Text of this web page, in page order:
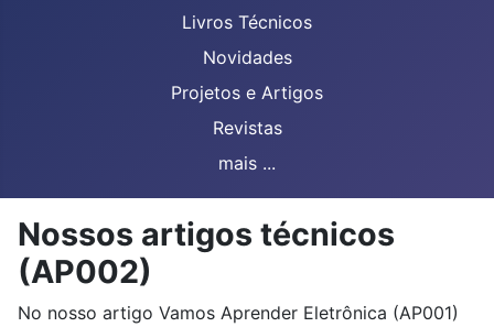
Livros Técnicos
Novidades
Projetos e Artigos
Revistas
mais ...
Nossos artigos técnicos
(AP002)
No nosso artigo Vamos Aprender Eletrônica (AP001)